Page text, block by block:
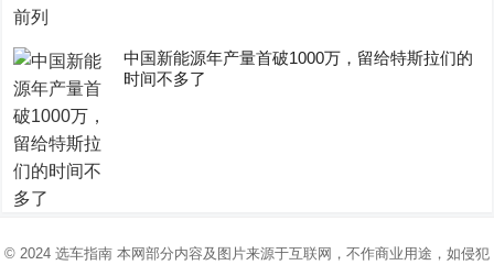
中国新能源年产量首破1000万，留给特斯拉们的
时间不多了
© 2024 选车指南本网部分内容及图片来源于互联网，不作商业用途，如侵犯